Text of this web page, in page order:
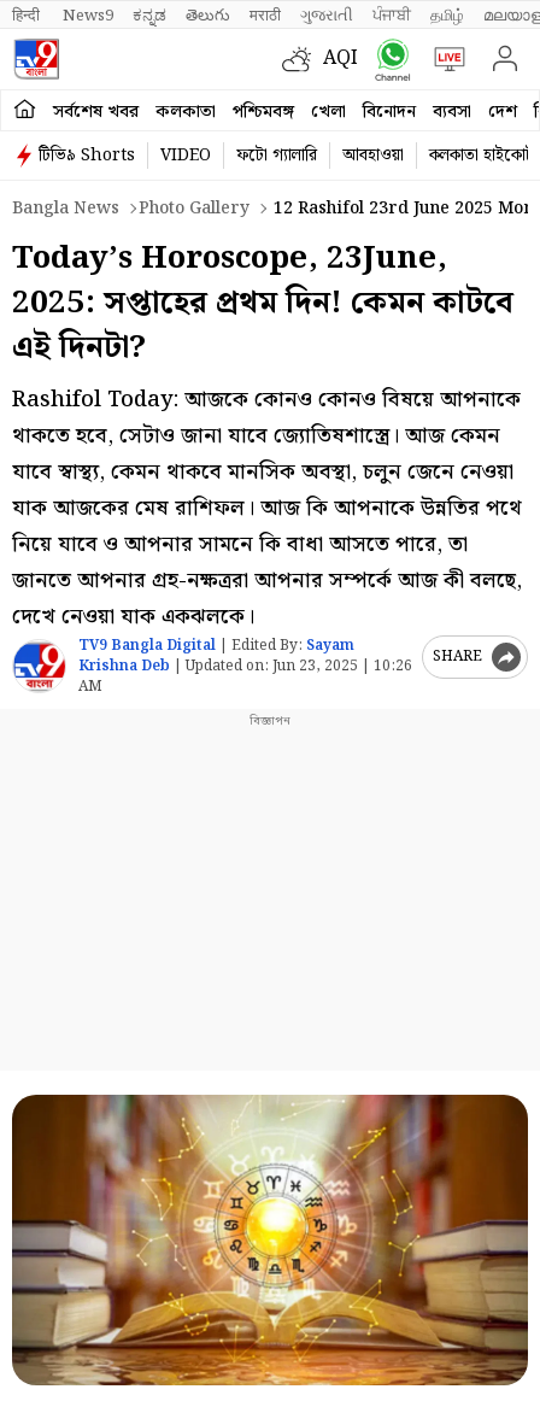
हिन्दी News9 ಕನ್ನಡ తెలుగు मराठी ગુજરાતી ਪੰਜਾਬੀ தமிழ்
AQI
সর্বশেষ খবর কলকাতা পশ্চিমবঙ্গ খেলা বিনোদন ব্যবসা দেশ
টিভি৯ Shorts VIDEO ফটো গ্যালারি আবহাওয়া
কলকাতা হাইকোর্ট
Bangla News
Photo Gallery 12 Rashifol 23rd June 2025
Today’s Horoscope, 23June,
2025: সপ্তাহের প্রথম দিন! কেমন কাটবে
এই দিনটা?
Rashifol Today: আজকে কোনও কোনও বিষয়ে আপনাকে
থাকতে হবে, সেটাও জানা যাবে জ্যোতিষশাস্ত্রে। আজ কেমন
যাবে স্বাস্থ্য, কেমন থাকবে মানসিক অবস্থা, চলুন জেনে নেওয়া
যাক আজকের মেষ রাশিফল। আজ কি আপনাকে উন্নতির পথে
নিয়ে যাবে ও আপনার সামনে কি বাধা আসতে পারে, তা
জানতে আপনার গ্রহ-নক্ষত্ররা আপনার সম্পর্কে আজ কী বলছে,
দেখে নেওয়া যাক একঝলকে।
TV9 Bangla Digital | Edited By: Sayam
Krishna Deb |Updated on: Jun 23, 2025 | 10:26
AM
SHARE